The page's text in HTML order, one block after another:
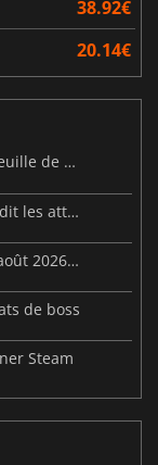
38.92€
20.14€
MARVEL Tōkon dévoile ses débuts et sa feuille de route
Steam Frame : une fuite sur le prix refroidit les attentes VR
Sorties de jeux vidéo de cette semaine - août 2026 (semaine 32)
de boss
Steam